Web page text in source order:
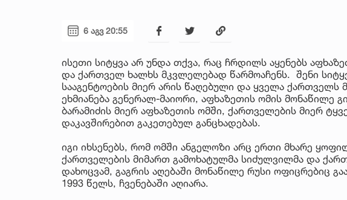
6 აგვ 20:55
ისეთი სიტყვა არ უნდა თქვა, რაც ჩრდილს აყენებს
და ქართველ ხალხს მკვლელებად წარმოაჩენს. შენი
სააგენტოების მიერ არის წაღებული და ყველა
ეხმიანება გენერალ-მაიორი, აფხაზეთის ომის მონაწილე
ბარამიძის მიერ აფხაზეთის ომში, ქართველების მიერ
დაკავშირებით გაკეთებულ განცხადებას.
იგი იხსენებს, რომ ომში ანგელოზი არც ერთი მხარე
ქართველების მიმართ გამოხატულმა სიძულვილმა და
დახოცვამ, გაგრის აღებაში მონაწილე რუსი ოფიცრებიც
1993 წელს, ჩვენებაში აღიარა.